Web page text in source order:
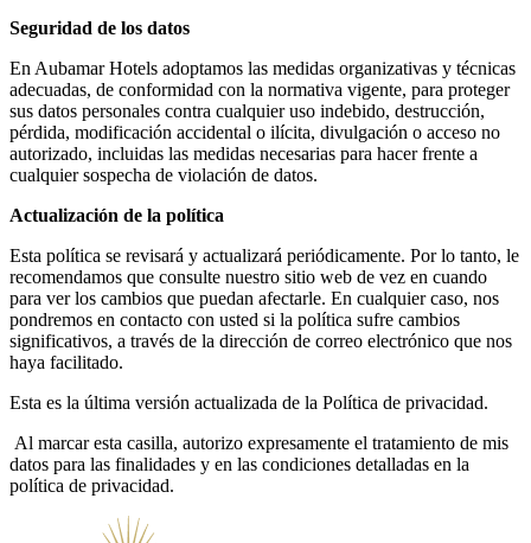
Seguridad de los datos
En Aubamar Hotels adoptamos las medidas organizativas y técnicas
adecuadas, de conformidad con la normativa vigente, para proteger
sus datos personales contra cualquier uso indebido, destrucción,
pérdida, modificación accidental o ilícita, divulgación o acceso no
autorizado, incluidas las medidas necesarias para hacer frente a
cualquier sospecha de violación de datos.
Actualización de la política
Esta política se revisará y actualizará periódicamente. Por lo tanto, le
recomendamos que consulte nuestro sitio web de vez en cuando
para ver los cambios que puedan afectarle. En cualquier caso, nos
pondremos en contacto con usted si la política sufre cambios
significativos, a través de la dirección de correo electrónico que nos
haya facilitado.
Esta es la última versión actualizada de la Política de privacidad.
Al marcar esta casilla, autorizo expresamente el tratamiento de mis
datos para las finalidades y en las condiciones detalladas en la
política de privacidad.